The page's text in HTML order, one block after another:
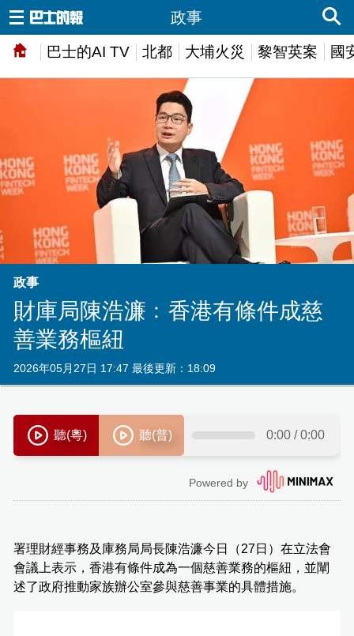
巴士的AI TV 北都 大埔火災 黎智英案 國
政事
政事
財庫局陳浩濂﹕香港有條件成慈
善業務樞紐
2026年05月27日 17:47 最後更新：18:09
署理財經事務及庫務局局長陳浩濂今日（27日）在立法會
會議上表示，香港有條件成為一個慈善業務的樞紐，並闡
述了政府推動家族辦公室參與慈善事業的具體措施。